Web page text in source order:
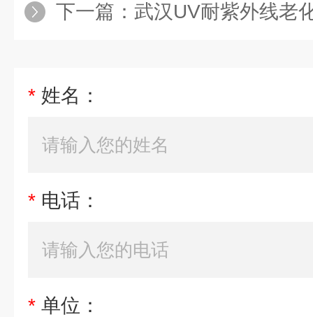
下一篇： 武汉UV耐紫外线老
* 姓名：
* 电话：
* 单位：